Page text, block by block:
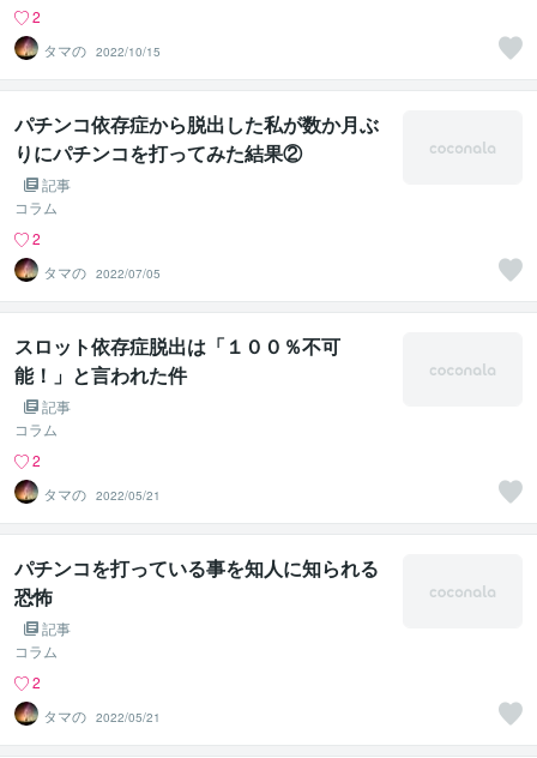
2
タマの 2022/10/15
パチンコ依存症から脱出した私が数か月ぶ
りにパチンコを打ってみた結果②
記事
コラム
2
タマの 2022/07/05
スロット依存症脱出は「１００％不可
能！」と言われた件
記事
コラム
2
タマの 2022/05/21
パチンコを打っている事を知人に知られる
恐怖
記事
コラム
2
タマの 2022/05/21